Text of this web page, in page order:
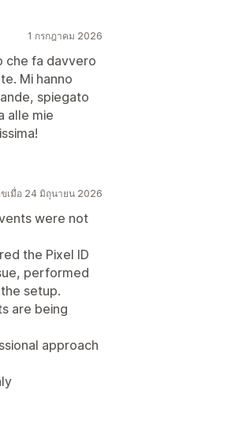
1 กรกฎาคม 2026
che fa davvero
Mi hanno
spiegato
alle mie
ขเมื่อ 24 มิถุนายน 2026
were not
the Pixel ID
performed
setup.
are being
approach